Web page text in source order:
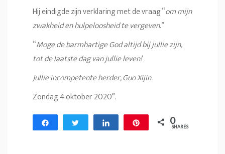
Hij eindigde zijn verklaring met de vraag “om mijn
zwakheid en hulpeloosheid te vergeven.”
“Moge de barmhartige God altijd bij jullie zijn,
tot de laatste dag van jullie leven!
Jullie incompetente herder, Guo Xijin.
Zondag 4 oktober 2020″.
Share Tweet Share 0
SHARES